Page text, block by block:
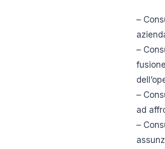
–
–
–
ad
–